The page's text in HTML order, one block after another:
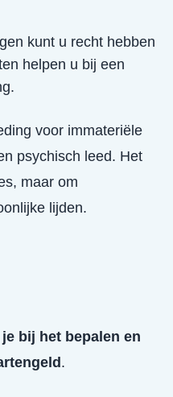
kunt u recht hebben
helpen u bij een
voor immateriële
psychisch leed. Het
maar om
lijden.
bij het bepalen en
.